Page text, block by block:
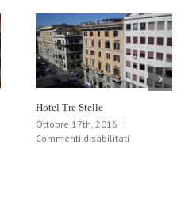
Hotel Tre Stelle
Ottobre 17th, 2016
|
Commenti disabilitati